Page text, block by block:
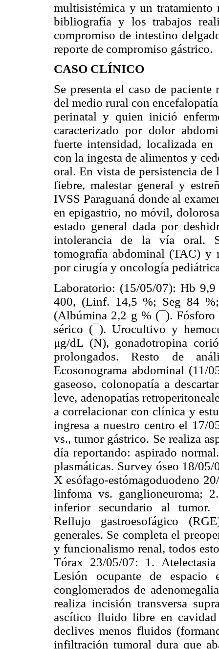
multisistémica y un tratamiento
bibliografía y los trabajos
compromiso de intestino
reporte de compromiso gástrico.
CASO CLÍNICO
Se presenta el caso de
del medio rural con
perinatal y quien inició
caracterizado por dolor
fuerte intensidad, localizada
con la ingesta de alimentos y
oral. En vista de persistencia de
fiebre, malestar general y
IVSS Paraguaná donde al
en epigastrio, no móvil,
estado general dada por
intolerancia de la vía oral.
tomografía abdominal (TAC) y
por cirugía y oncología
Laboratorio: (15/05/07): Hb
400, (Linf. 14,5 %; Seg 84
(Albúmina 2,2 g % (¯).
sérico (¯). Urocultivo y
μg/dL (N), gonadotropina
prolongados. Resto de
Ecosonograma abdominal (11/
gaseoso, colonopatía a
leve, adenopatías
a correlacionar con clínica y
ingresa a nuestro centro el 17/
vs., tumor gástrico. Se realiza
día reportando: aspirado
plasmáticas. Survey óseo 18/
X esófago-estómagoduodeno
linfoma vs. ganglioneuroma;
inferior secundario al tumor.
Reflujo gastroesofágico
generales. Se completa el
y funcionalismo renal, todos
Tórax 23/05/07: 1.
Lesión ocupante de espacio
conglomerados de
realiza incisión transversa
ascítico fluido libre en
declives menos fluidos
infiltración tumoral dura que